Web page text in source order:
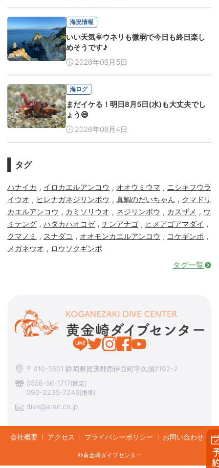
海況情報
いい天気🌞ウネリも微弱で今日も終日楽し
めそうです♪
2026年08月5日
海ログ
まだイケる！明日8月5日(水)も大丈夫でし
ょう😄
2026年08月4日
タグ
ハナイカ , イロカエルアンコウ , オオウミウマ , ニシキフウラ
イウオ , ヒレナガネジリンボウ , 真鯛のだいちゃん , クマドリ
カエルアンコウ , カミソリウオ , ネジリンボウ , カスザメ , ウ
ミテング , ハダカハオコゼ, チンアナゴ , ヒメアゴアマダイ ,
クマノミ , スナダコ , オオモンカエルアンコウ , コケギンポ ,
メガネウオ , ロウソクギンポ
タグ一覧
〒410-3501 静岡県賀茂郡西伊豆町宇久須2192-2
0558-56-1717[固定]
090-2235-7246[携帯]
dive@arari.co.jp
会社概要 アクセス プライバシーポリシー お問い合わせ
©︎黄金崎ダイブセンター